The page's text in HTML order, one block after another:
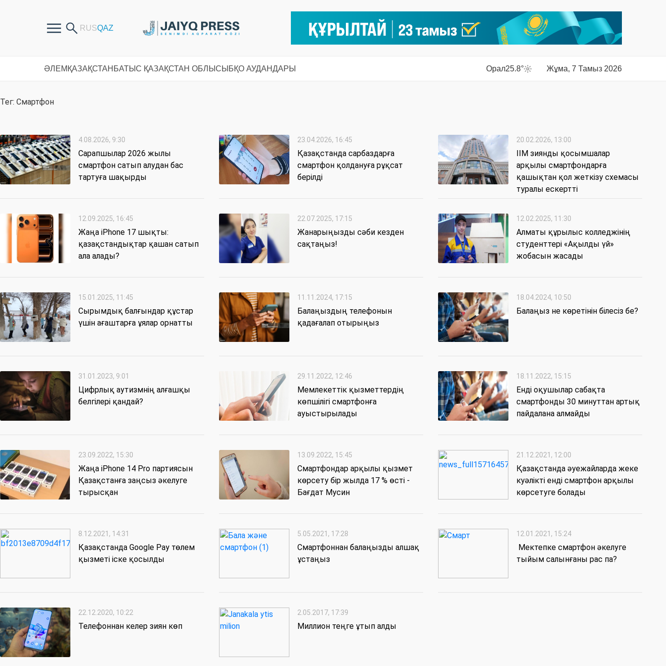
ӘЛЕМ ҚАЗАҚСТАН БАТЫС ҚАЗАҚСТАН ОБЛЫСЫ БҚО АУДАНДАРЫ Орал25.8° Жұма, 7 Тамыз 2026
Тег: Смартфон
4.08.2026, 9:30
Сарапшылар 2026 жылы
смартфон сатып алудан бас
тартуға шақырды
23.04.2026, 16:45
Қазақстанда сарбаздарға
смартфон қолдануға рұқсат
берілді
20.02.2026, 13:00
ІІМ зиянды қосымшалар
арқылы смартфондарға
қашықтан қол жеткізу схемасы
туралы ескертті
12.09.2025, 16:45
Жаңа iPhone 17 шықты:
қазақстандықтар қашан сатып
ала алады?
22.07.2025, 17:15
Жанарыңызды сәби кезден
сақтаңыз!
12.02.2025, 11:30
Алматы құрылыс колледжінің
студенттері «Ақылды үй»
жобасын жасады
15.01.2025, 11:45
Сырымдық балғындар құстар
үшін ағаштарға ұялар орнатты
11.11.2024, 17:15
Балаңыздың телефонын
қадағалап отырыңыз
18.04.2024, 10:50
Балаңыз не көретінін білесіз бе?
31.01.2023, 9:01
Цифрлық аутизмнің алғашқы
белгілері қандай?
29.11.2022, 12:46
Мемлекеттік қызметтердің
көпшілігі смартфонға
ауыстырылады
18.11.2022, 15:15
Енді оқушылар сабақта
смартфонды 30 минуттан артық
пайдалана алмайды
23.09.2022, 15:30
Жаңа iPhone 14 Pro партиясын
Қазақстанға заңсыз әкелуге
тырысқан
13.09.2022, 15:45
Cмартфондар арқылы қызмет
көрсету бір жылда 17 % өсті -
Бағдат Мусин
21.12.2021, 12:00
Қазақстанда әуежайларда жеке
куәлікті енді смартфон арқылы
көрсетуге болады
8.12.2021, 14:31
Қазақстанда Google Pay төлем
қызметі іске қосылды
5.05.2021, 17:28
Смартфоннан балаңызды алшақ
ұстаңыз
12.01.2021, 15:24
Мектепке смартфон әкелуге
тыйым салынғаны рас па?
22.12.2020, 10:22
Телефоннан келер зиян көп
2.05.2017, 17:39
Миллион теңге ұтып алды